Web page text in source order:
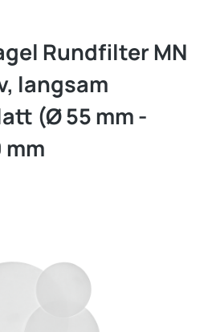
Rundfilter MN
langsam
(Ø 55 mm -
mm